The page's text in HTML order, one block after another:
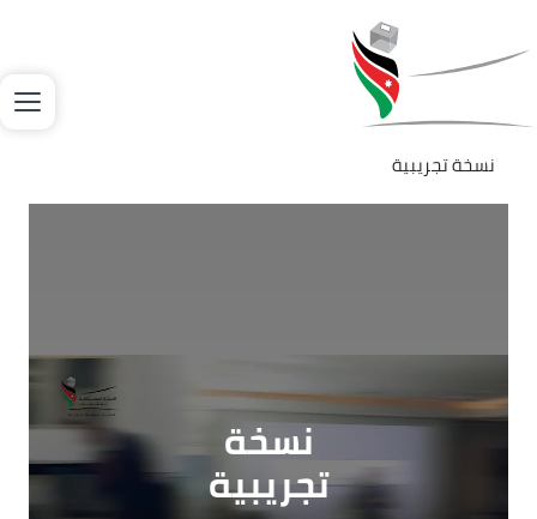
تجاوز إلى المحتوى الرئيسي
نسخة تجريبية
نسخة
تجريبية